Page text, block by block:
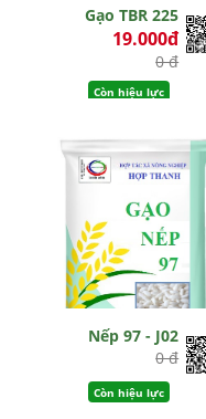
Gạo TBR 225
19.000đ
0 đ
Còn hiệu lực
Nếp 97 - J02
0 đ
Còn hiệu lực